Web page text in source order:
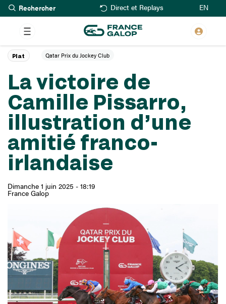
Aller
au
contenu
principal
Rechercher Direct et Replays EN
La victoire de
Camille Pissarro,
illustration d’une
amitié franco-
irlandaise
Dimanche 1 juin 2025 - 18:19
France Galop
Plat Qatar Prix du Jockey Club